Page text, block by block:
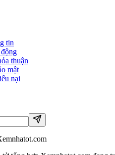
tin
thuận
mật
nại